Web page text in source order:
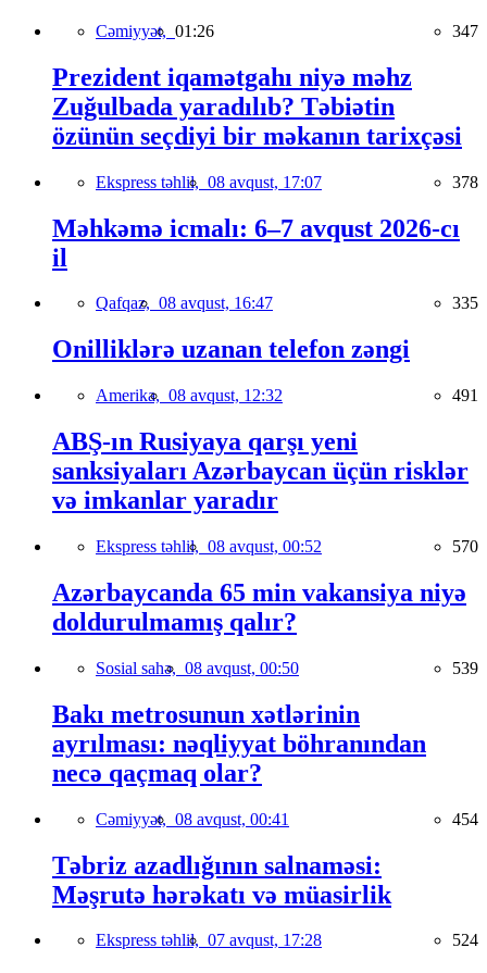
Cəmiyyət, 01:26 347
Prezident iqamətgahı niyə məhz
Zuğulbada yaradılıb? Təbiətin
özünün seçdiyi bir məkanın tarixçəsi
Ekspress təhlil, 08 avqust, 17:07 378
Məhkəmə icmalı: 6–7 avqust 2026-cı
il
Qafqaz, 08 avqust, 16:47 335
Onilliklərə uzanan telefon zəngi
Amerika, 08 avqust, 12:32 491
ABŞ-ın Rusiyaya qarşı yeni
sanksiyaları Azərbaycan üçün risklər
və imkanlar yaradır
Ekspress təhlil, 08 avqust, 00:52 570
Azərbaycanda 65 min vakansiya niyə
doldurulmamış qalır?
Sosial sahə, 08 avqust, 00:50 539
Bakı metrosunun xətlərinin
ayrılması: nəqliyyat böhranından
necə qaçmaq olar?
Cəmiyyət, 08 avqust, 00:41 454
Təbriz azadlığının salnaməsi:
Məşrutə hərəkatı və müasirlik
Ekspress təhlil, 07 avqust, 17:28 524